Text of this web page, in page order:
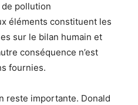
pollution
éléments constituent les
sur le bilan humain et
conséquence n’est
fournies.
reste importante. Donald